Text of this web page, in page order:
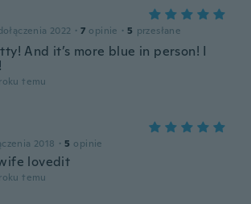
2022 · 7 opinie · 5 przesłane
And it’s more blue in person! I
temu
2018 · 5 opinie
lovedit
temu